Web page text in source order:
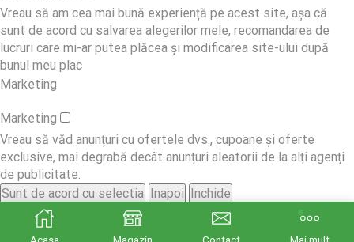
Acasa Magazin Contact Mai mult
Vreau să am cea mai bună experiență pe acest site, așa că
sunt de acord cu salvarea alegerilor mele, recomandarea de
lucruri care mi-ar putea plăcea și modificarea site-ului după
bunul meu plac
Marketing
Marketing
Vreau să văd anunțuri cu ofertele dvs., cupoane și oferte
exclusive, mai degrabă decât anunțuri aleatorii de la alți agenți
de publicitate.
Sunt de acord cu selectia Inapoi Inchide
Powered by WP Full Picture